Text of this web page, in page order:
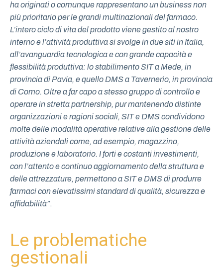
ha originati o comunque rappresentano un business non
più prioritario per le grandi multinazionali del farmaco.
L’intero ciclo di vita del prodotto viene gestito al nostro
interno e l’attività produttiva si svolge in due siti in Italia,
all’avanguardia tecnologica e con grande capacità e
flessibilità produttiva: lo stabilimento SIT a Mede, in
provincia di Pavia, e quello DMS a Tavernerio, in provincia
di Como. Oltre a far capo a stesso gruppo di controllo e
operare in stretta partnership, pur mantenendo distinte
organizzazioni e ragioni sociali, SIT e DMS condividono
molte delle modalità operative relative alla gestione delle
attività aziendali come, ad esempio, magazzino,
produzione e laboratorio. I forti e costanti investimenti,
con l’attento e continuo aggiornamento della struttura e
delle attrezzature, permettono a SIT e DMS di produrre
farmaci con elevatissimi standard di qualità, sicurezza e
affidabilità”.
Le problematiche
gestionali